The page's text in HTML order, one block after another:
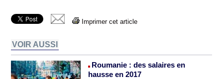
Imprimer cet article
VOIR AUSSI
Roumanie : des salaires en
hausse en 2017